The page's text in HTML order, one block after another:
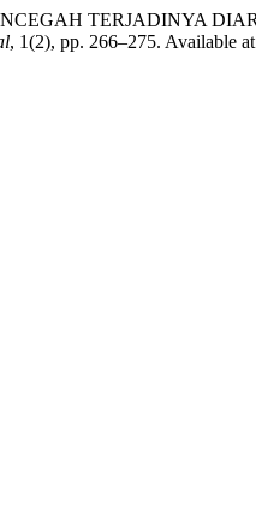
TERJADINYA
, 1(2), pp. 266–275. Available